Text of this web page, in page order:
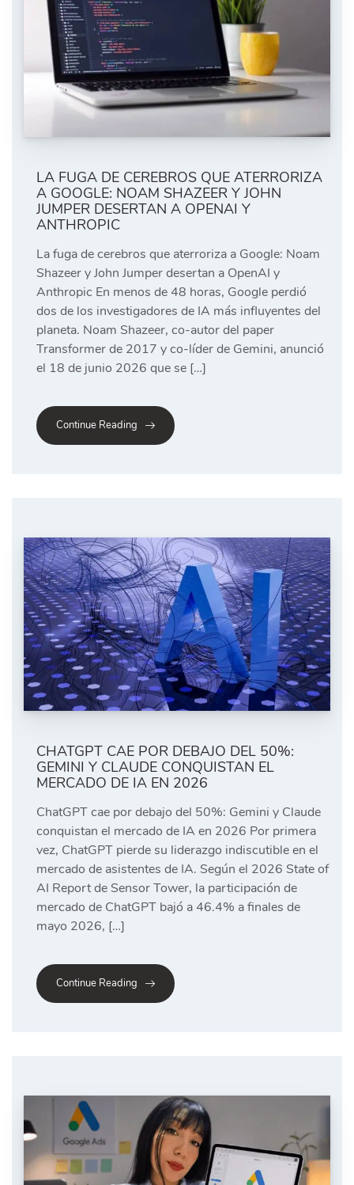
LA FUGA DE CEREBROS QUE ATERRORIZA
A GOOGLE: NOAM SHAZEER Y JOHN
JUMPER DESERTAN A OPENAI Y
ANTHROPIC
La fuga de cerebros que aterroriza a Google: Noam
Shazeer y John Jumper desertan a OpenAI y
Anthropic En menos de 48 horas, Google perdió
dos de los investigadores de IA más influyentes del
planeta. Noam Shazeer, co-autor del paper
Transformer de 2017 y co-líder de Gemini, anunció
el 18 de junio 2026 que se […]
Continue Reading
CHATGPT CAE POR DEBAJO DEL 50%:
GEMINI Y CLAUDE CONQUISTAN EL
MERCADO DE IA EN 2026
ChatGPT cae por debajo del 50%: Gemini y Claude
conquistan el mercado de IA en 2026 Por primera
vez, ChatGPT pierde su liderazgo indiscutible en el
mercado de asistentes de IA. Según el 2026 State of
AI Report de Sensor Tower, la participación de
mercado de ChatGPT bajó a 46.4% a finales de
mayo 2026, […]
Continue Reading